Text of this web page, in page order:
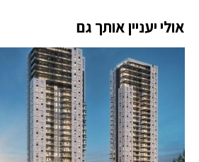
אולי יעניין אותך גם